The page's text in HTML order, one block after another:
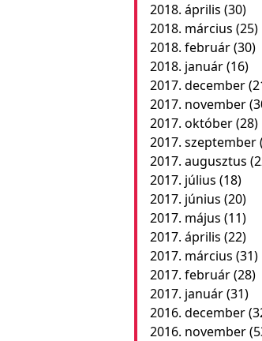
2018. április (30)
2018. március (25)
2018. február(30)
2018. január(16)
2017. december
2017. november
2017. október(28)
2017. szeptember
2017. augusztus
2017. július (18)
2017. június (20)
2017. május (11)
2017. április (22)
2017. március (31)
2017. február(28)
2017. január(31)
2016. december
2016. november